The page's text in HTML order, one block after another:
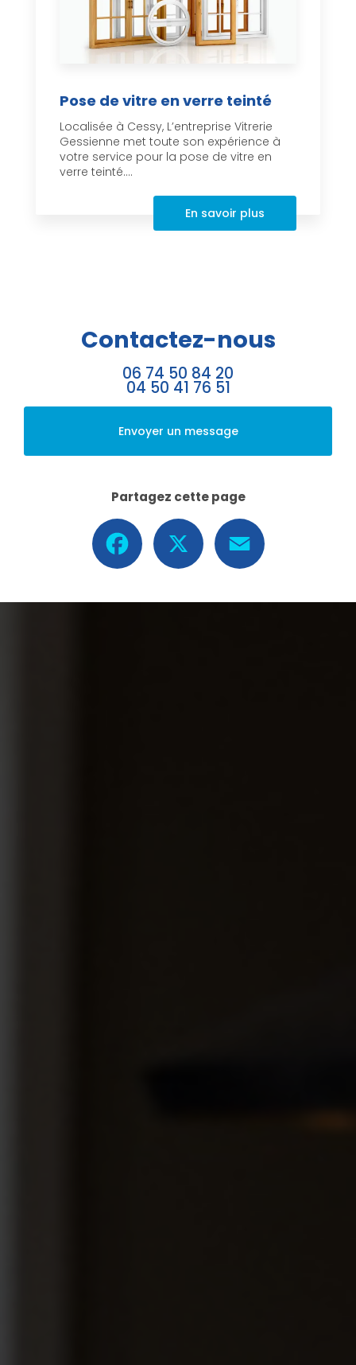
Pose de vitre en verre teinté
Localisée à Cessy, L’entreprise Vitrerie
Gessienne met toute son expérience à
votre service pour la pose de vitre en
verre teinté....
En savoir plus
Contactez-nous
06 74 50 84 20
04 50 41 76 51
Envoyer un message
Partagez cette page
Facebook